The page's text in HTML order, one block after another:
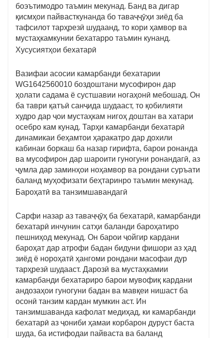
боэътимодро таъмин мекунад. Банд ва дигар
қисмҳои пайвасткунанда бо таваҷҷӯҳи зиёд ба
тафсилот тарҳрезӣ шудаанд, то кори ҳамвор ва
мустаҳкамкунии бехатарро таъмин кунанд.
Хусусиятҳои бехатарӣ
Вазифаи асосии камарбанди бехатарии
WG1642560010 боздоштани мусофирон дар
ҳолати садама ё сустшавии ногаҳонӣ мебошад. Он
ба таври қатъӣ санҷида шудааст, то қобилияти
худро дар ҷои мустаҳкам нигоҳ доштан ва хатари
осебро кам кунад. Тарҳи камарбанди бехатарӣ
динамикаи беҳамтои ҳаракатро дар дохили
кабинаи боркаш ба назар гирифта, барои ронанда
ва мусофирон дар шароити гуногуни ронандагӣ, аз
ҷумла дар заминҳои ноҳамвор ва рондани суръати
баланд муҳофизати беҳтаринро таъмин мекунад.
Бароҳатӣ ва танзимшавандагӣ
Сарфи назар аз таваҷҷӯҳ ба бехатарӣ, камарбанди
бехатарӣ инчунин сатҳи баланди бароҳатиро
пешниҳод мекунад. Он барои ҷойгир кардани
бароҳат дар атрофи бадан бидуни фишори аз ҳад
зиёд ё нороҳатӣ ҳангоми рондани масофаи дур
тарҳрезӣ шудааст. Дарозӣ ва мустаҳкамии
камарбанди бехатариро барои мувофиқ кардани
андозаҳои гуногуни бадан ва мавқеи нишаст ба
осонӣ танзим кардан мумкин аст. Ин
танзимшаванда кафолат медиҳад, ки камарбанди
бехатарӣ аз ҷониби ҳамаи корбарон дуруст баста
шуда, ба истифодаи пайваста ва баланд